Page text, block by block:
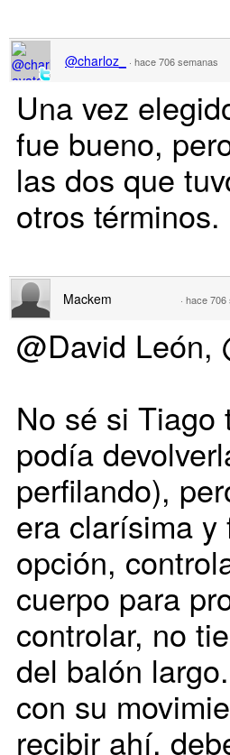
@charloz_ · hace 706 semanas
Una vez
fue bueno,
las dos que
otros términos.
Mackem · hace 706
@David León,
No sé si Tiago
podía
perfilando),
era clarísima
opción,
cuerpo para
controlar, no
del balón
con su
recibir ahí,